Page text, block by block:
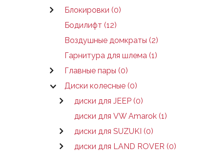
Блокировки (0)
Бодилифт (12)
Воздушные домкраты (2)
Гарнитура для шлема (1)
Главные пары (0)
Диски колесные (0)
диски для JEEP (0)
диски для VW Amarok (1)
диски для SUZUKI (0)
диски для LAND ROVER (0)